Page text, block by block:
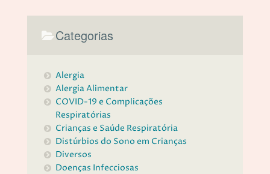
Categorias
Alergia
Alergia Alimentar
COVID-19 e Complicações
Respiratórias
Crianças e Saúde Respiratória
Distúrbios do Sono em Crianças
Diversos
Doenças Infecciosas